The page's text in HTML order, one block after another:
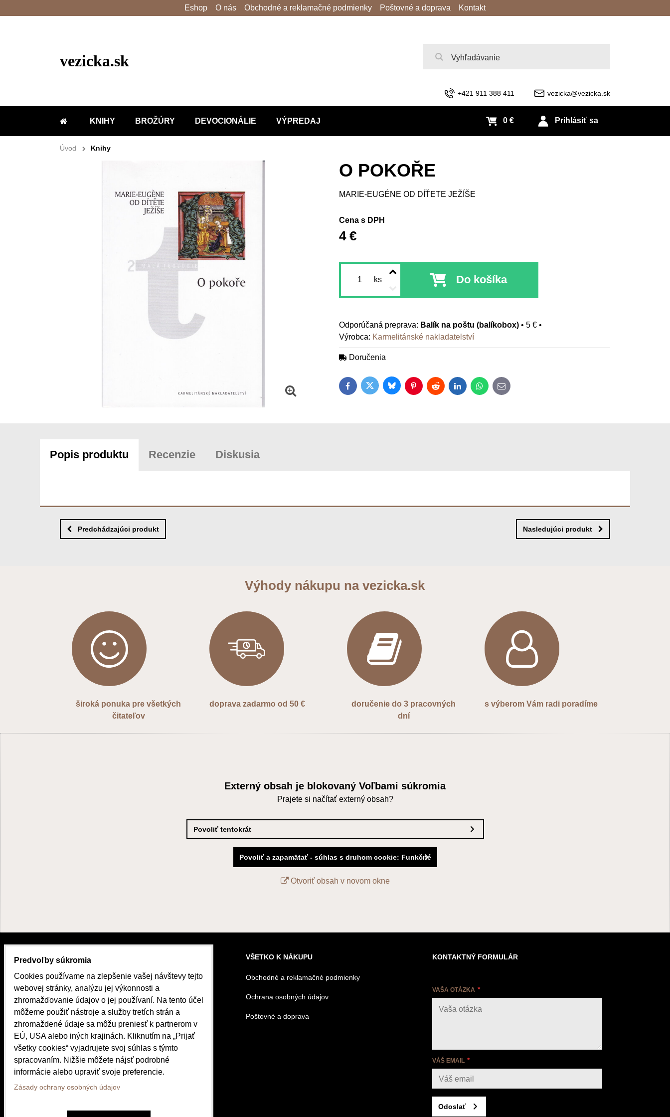
vezicka.sk
DOMOV
KNIHY BROŽÚRY DEVOCIONÁLIE VÝPREDAJ
+421 911 388 411 vezicka@vezicka.sk
Prihlásiť sa
0 €
Eshop O nás Obchodné a reklamačné podmienky Poštovné a doprava Kontakt
Úvod Knihy
O POKOŘE
MARIE-EUGÉNE OD DÍŤETE JEŽÍŠE
Cena s DPH
4 €
ks Do košíka
Balík na poštu (balíkobox) • 5 € •
Výrobca: Karmelitánské nakladatelství
Doručenia
FacebookTwitterBlueskyPinterestRedditLinkedInWhatsApp
E-mail
Popis produktu Recenzie Diskusia
Predchádzajúci produkt Nasledujúci produkt
Výhody nákupu na vezicka.sk
široká ponuka pre všetkých
čitateľov
doprava zadarmo od 50 €
doručenie do 3 pracovných
dní
s výberom Vám radi poradíme
Externý obsah je blokovaný Voľbami súkromia
Prajete si načítať externý obsah?
Povoliť tentokrát
Povoliť a zapamätať - súhlas s druhom cookie: Funkčné
Otvoriť obsah v novom okne
KONTAKTY
Hollého 1023/5, 052 01 Spišská Nová Ves
+421 911 388 411
vezicka@vezicka.sk
VŠETKO K NÁKUPU
Obchodné a reklamačné podmienky
Ochrana osobných údajov
Poštovné a doprava
KONTAKTNÝ FORMULÁR
VAŠA OTÁZKA
VÁŠ EMAIL
Odoslať
Predvoľby súkromia
Cookies používame na zlepšenie vašej návštevy tejto
webovej stránky, analýzu jej výkonnosti a
zhromažďovanie údajov o jej používaní. Na tento účel
môžeme použiť nástroje a služby tretích strán a
zhromaždené údaje sa môžu preniesť k partnerom v
EÚ, USA alebo iných krajinách. Kliknutím na „Prijať
všetky cookies“ vyjadrujete svoj súhlas s týmto
spracovaním. Nižšie môžete nájsť podrobné
informácie alebo upraviť svoje preferencie.
Zásady ochrany osobných údajov